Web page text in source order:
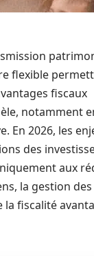
flexible
fiscaux
notamment
En 2026, les
des
aux
la gestion
la fiscalité